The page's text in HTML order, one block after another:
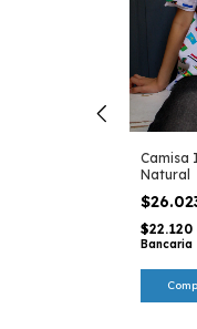
Camisa
Natural
$22.120
Bancaria